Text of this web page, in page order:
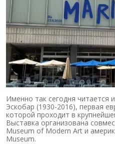
Именно так сегодня
Эскобар (1930-2016), первая
которой проходит в
Выставка организована
Museum of Modern Art и
Museum.